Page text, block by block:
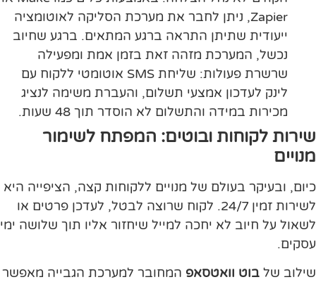
Zapier, ניתן לחבר את מערכת הסליקה לאוטומציה
ייעודית שתיתן התראה ברגע המתאים. ברגע שחיוב
נכשל, המערכת מזהה זאת בזמן אמת ומפעילה
שרשרת פעולות: שליחת SMS אוטומטי ללקוח עם
לינק לעדכון אמצעי תשלום, והעברת משימה לנציג
מכירות במידה והתשלום לא הוסדר תוך 48 שעות.
שירות לקוחות ובוטים: המפתח לשימור
מנויים
כיום, ובעיקר בעולם של מנויים ללקוחות קצה, הציפייה היא
לשירות זמין 24/7. לקוח שרוצה לבטל, לעדכן פרטים או
לשאול על חיוב לא יחכה למייל שיחזור אליו תוך שלושה ימי
עסקים.
שילוב של בוט וואטסאפ המחובר למערכת הגבייה מאפשר